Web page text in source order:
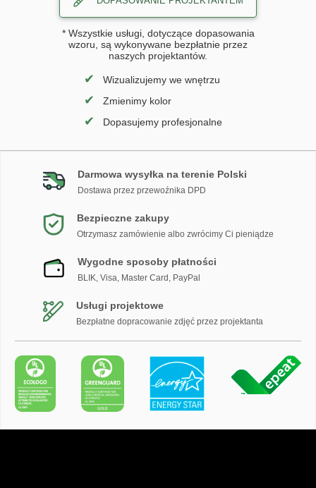
* Wszystkie usługi, dotyczące dopasowania
wzoru, są wykonywane bezpłatnie przez
naszych projektantów.
✔ Wizualizujemy we wnętrzu
✔ Zmienimy kolor
✔ Dopasujemy profesjonalne
Darmowa wysyłka na terenie Polski
Dostawa przez przewoźnika DPD
Bezpieczne zakupy
Otrzymasz zamówienie albo zwrócimy Ci pieniądze
Wygodne sposoby płatności
BLIK, Visa, Master Card, PayPal
Usługi projektowe
Bezpłatne dopracowanie zdjęć przez projektanta